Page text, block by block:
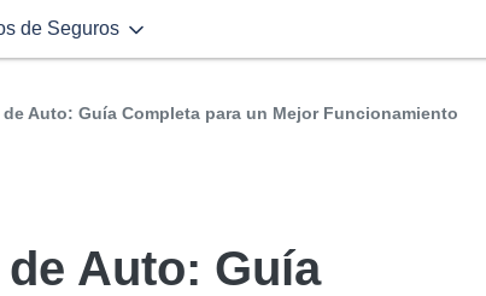
de Seguros
Auto: Guía Completa para un Mejor Funcionamiento
Auto: Guía